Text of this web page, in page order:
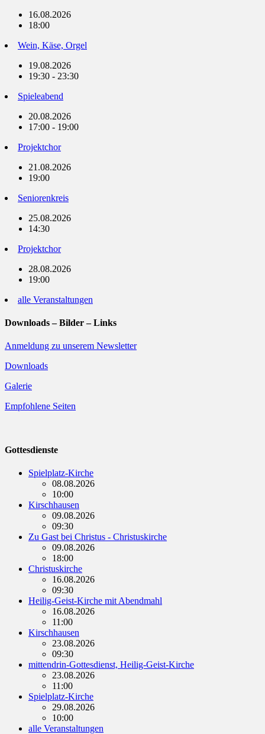
16.08.2026
18:00
Wein, Käse, Orgel
19.08.2026
19:30 - 23:30
Spieleabend
20.08.2026
17:00 - 19:00
Projektchor
21.08.2026
19:00
Seniorenkreis
25.08.2026
14:30
Projektchor
28.08.2026
19:00
alle Veranstaltungen
Downloads – Bilder – Links
Anmeldung zu unserem Newsletter
Downloads
Galerie
Empfohlene Seiten
Gottesdienste
Spielplatz-Kirche
08.08.2026
10:00
Kirschhausen
09.08.2026
09:30
Zu Gast bei Christus - Christuskirche
09.08.2026
18:00
Christuskirche
16.08.2026
09:30
Heilig-Geist-Kirche mit Abendmahl
16.08.2026
11:00
Kirschhausen
23.08.2026
09:30
mittendrin-Gottesdienst, Heilig-Geist-Kirche
23.08.2026
11:00
Spielplatz-Kirche
29.08.2026
10:00
alle Veranstaltungen